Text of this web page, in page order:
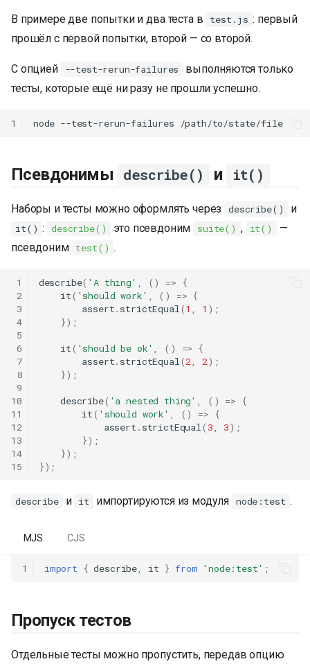
В примере две попытки и два теста в test.js : первый
прошёл с первой попытки, второй — со второй.
С опцией --test-rerun-failures
выполняются только
тесты, которые ещё ни разу не прошли успешно.
1 node --test-rerun-failures /path/to/state/file
Псевдонимы describe() и it()
Наборы и тесты можно оформлять через describe() и
it() : describe() это псевдоним suite() , it()
—
псевдоним test() .
1
2
3
4
5
6
7
8
9
10
11
12
13
14
15
describe( 'A thing' , () =>
{
it( 'should work' , () => {
assert. strictEqual(1 , 1 );
});
it( 'should be ok' , () =>
{
assert. strictEqual(2, 2);
});
describe( 'a nested thing' , () =>
{
it( 'should work' , () =>
{
assert . strictEqual( 3, 3);
});
});
});
describe и it импортируются из модуля node:test .
MJS CJS
1 import { describe, it } from 'node:test' ;
Пропуск тестов
Отдельные тесты можно пропустить, передав опцию